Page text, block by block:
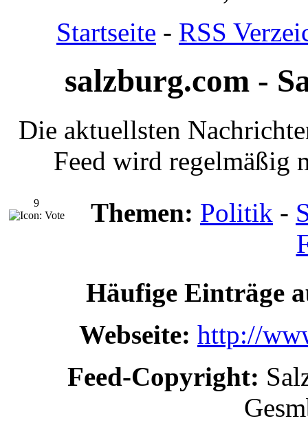
Startseite - RSS
salzburg.com -
Die aktuellsten
Feed wird regelmäßig
9 Themen: Politik -
Häufige Einträge
Webseite: http://
Feed-Copyright: